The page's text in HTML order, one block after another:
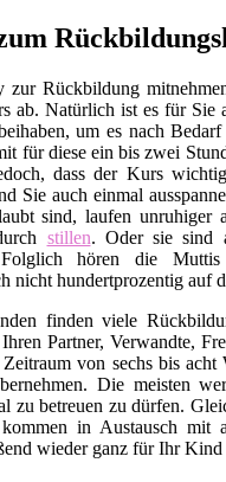
Rückbildung
ab. Natürlich ist es für Sie
um es nach
für diese ein bis zwei
dass der Kurs
Sie auch einmal
sind, laufen unruhiger
stillen. Oder sie sind
hören die Muttis
nicht hundertprozentig auf
finden viele
Partner, Verwandte,
von sechs bis
Die meisten
zu betreuen zu dürfen.
in Austausch mit
wieder ganz für Ihr Kind